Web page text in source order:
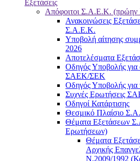
Εξετάσεις
Απόφοιτοι Σ.Α.Ε.Κ. (πρώην
Ανακοινώσεις
Σ.Α.Ε.Κ.
Υποβολή αίτησης
2026
Αποτελέσματα
Οδηγός Υποβολής για
ΣΑΕΚ/ΣΕΚ
Οδηγός Υποβολής
Συχνές Ερωτήσεις
Οδηγοί Κατάρτισης
Θεσμικό Πλαίσιο
Θέματα Εξετάσεων
Ερωτήσεων)
Θέματα
Αρχικής
Ν.2009/1992